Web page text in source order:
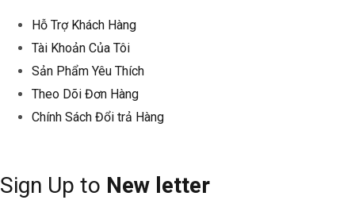
Hỗ Trợ Khách Hàng
Tài Khoản Của Tôi
Sản Phẩm Yêu Thích
Theo Dõi Đơn Hàng
Chính Sách Đổi trả Hàng
Sign Up to New letter